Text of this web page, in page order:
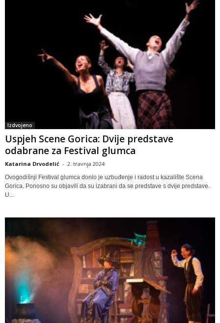
Izdvojeno
Uspjeh Scene Gorica: Dvije predstave
odabrane za Festival glumca
Katarina Drvodelić - 2. travnja 2024
Ovogodišnji Festival glumca donio je uzbuđenje i radost u kazalište Scena
Gorica. Ponosno su objavili da su izabrani da se predstave s dvije predstave.
U...